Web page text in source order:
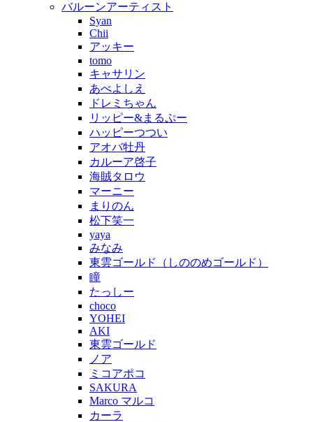
バルーンアーティスト
Syan
Chii
アッキー
tomo
キャサリン
あべよしえ
ドレミちゃん
リッピー&まるぷー
ハッピーつつい
アオバ牡丹
カルーア啓子
海賊タロウ
マーニー
まりのん
松下笑一
yaya
みなみ
東雲ゴールド（しののめゴールド）
瞳
たっしー
choco
YOHEI
AKI
東雲ゴールド
ノア
ミコアポコ
SAKURA
Marco マルコ
カーラ